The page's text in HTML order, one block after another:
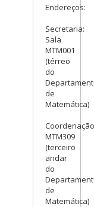
Endereços:
Secretaria:
Sala
MTM001
(térreo
do
de
Matemática)
MTM309
(terceiro
andar
do
de
Matemática)